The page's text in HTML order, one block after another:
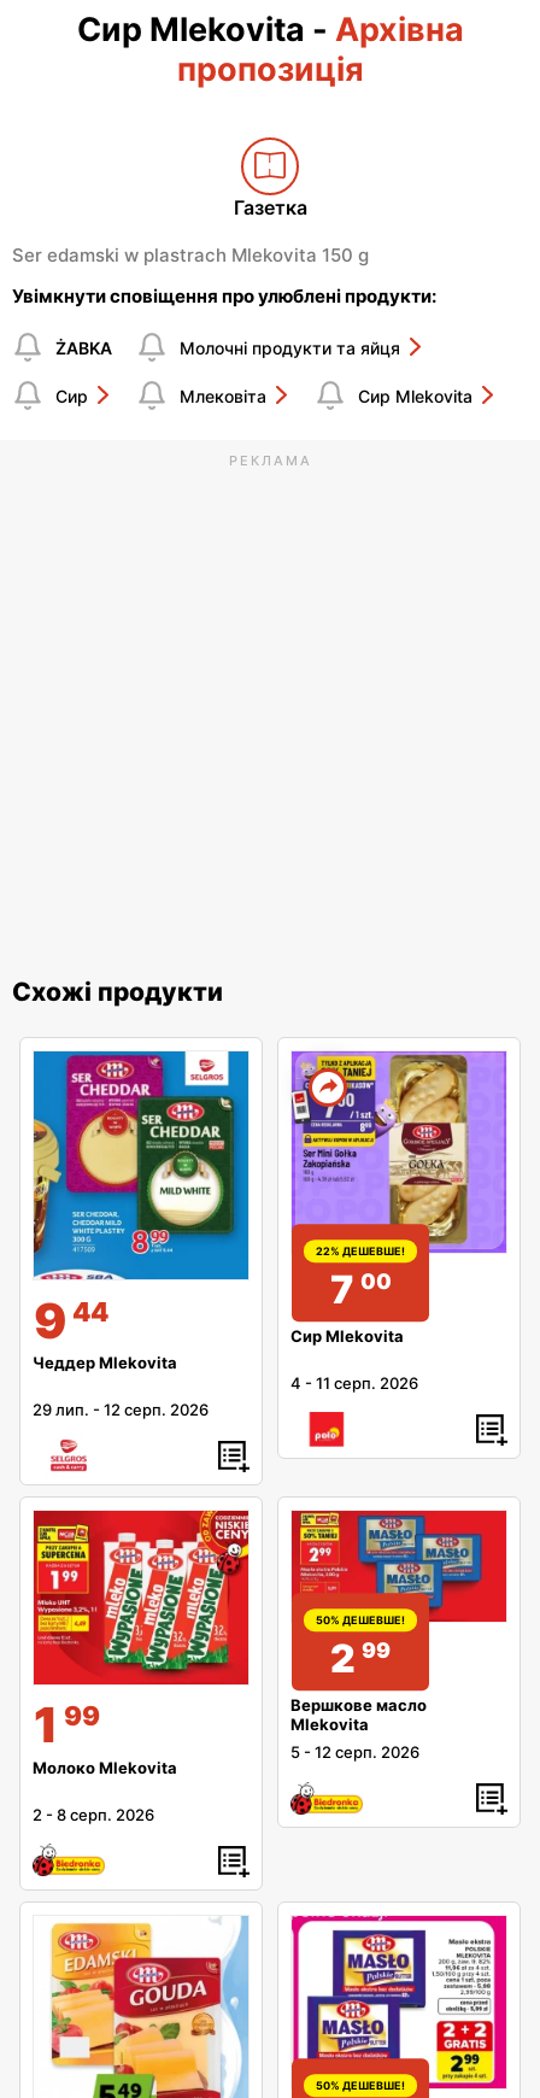
Сир Mlekovita - Архівна
пропозиція
Газетка
Ser edamski w plastrach Mlekovita 150 g
Увімкнути сповіщення про улюблені продукти:
ŻABKA Молочні продукти та яйця
Сир Млековіта Сир Mlekovita
РЕКЛАМА
Схожі продукти
9 44
Чеддер Mlekovita
29 лип. -12 серп. 2026
22% ДЕШЕВШЕ!
7 00
Сир Mlekovita
4 -11 серп. 2026
1 99
Молоко Mlekovita
2 -8 серп. 2026
50% ДЕШЕВШЕ!
2 99
Вершкове масло
Mlekovita
5 -12 серп. 2026
50% ДЕШЕВШЕ!